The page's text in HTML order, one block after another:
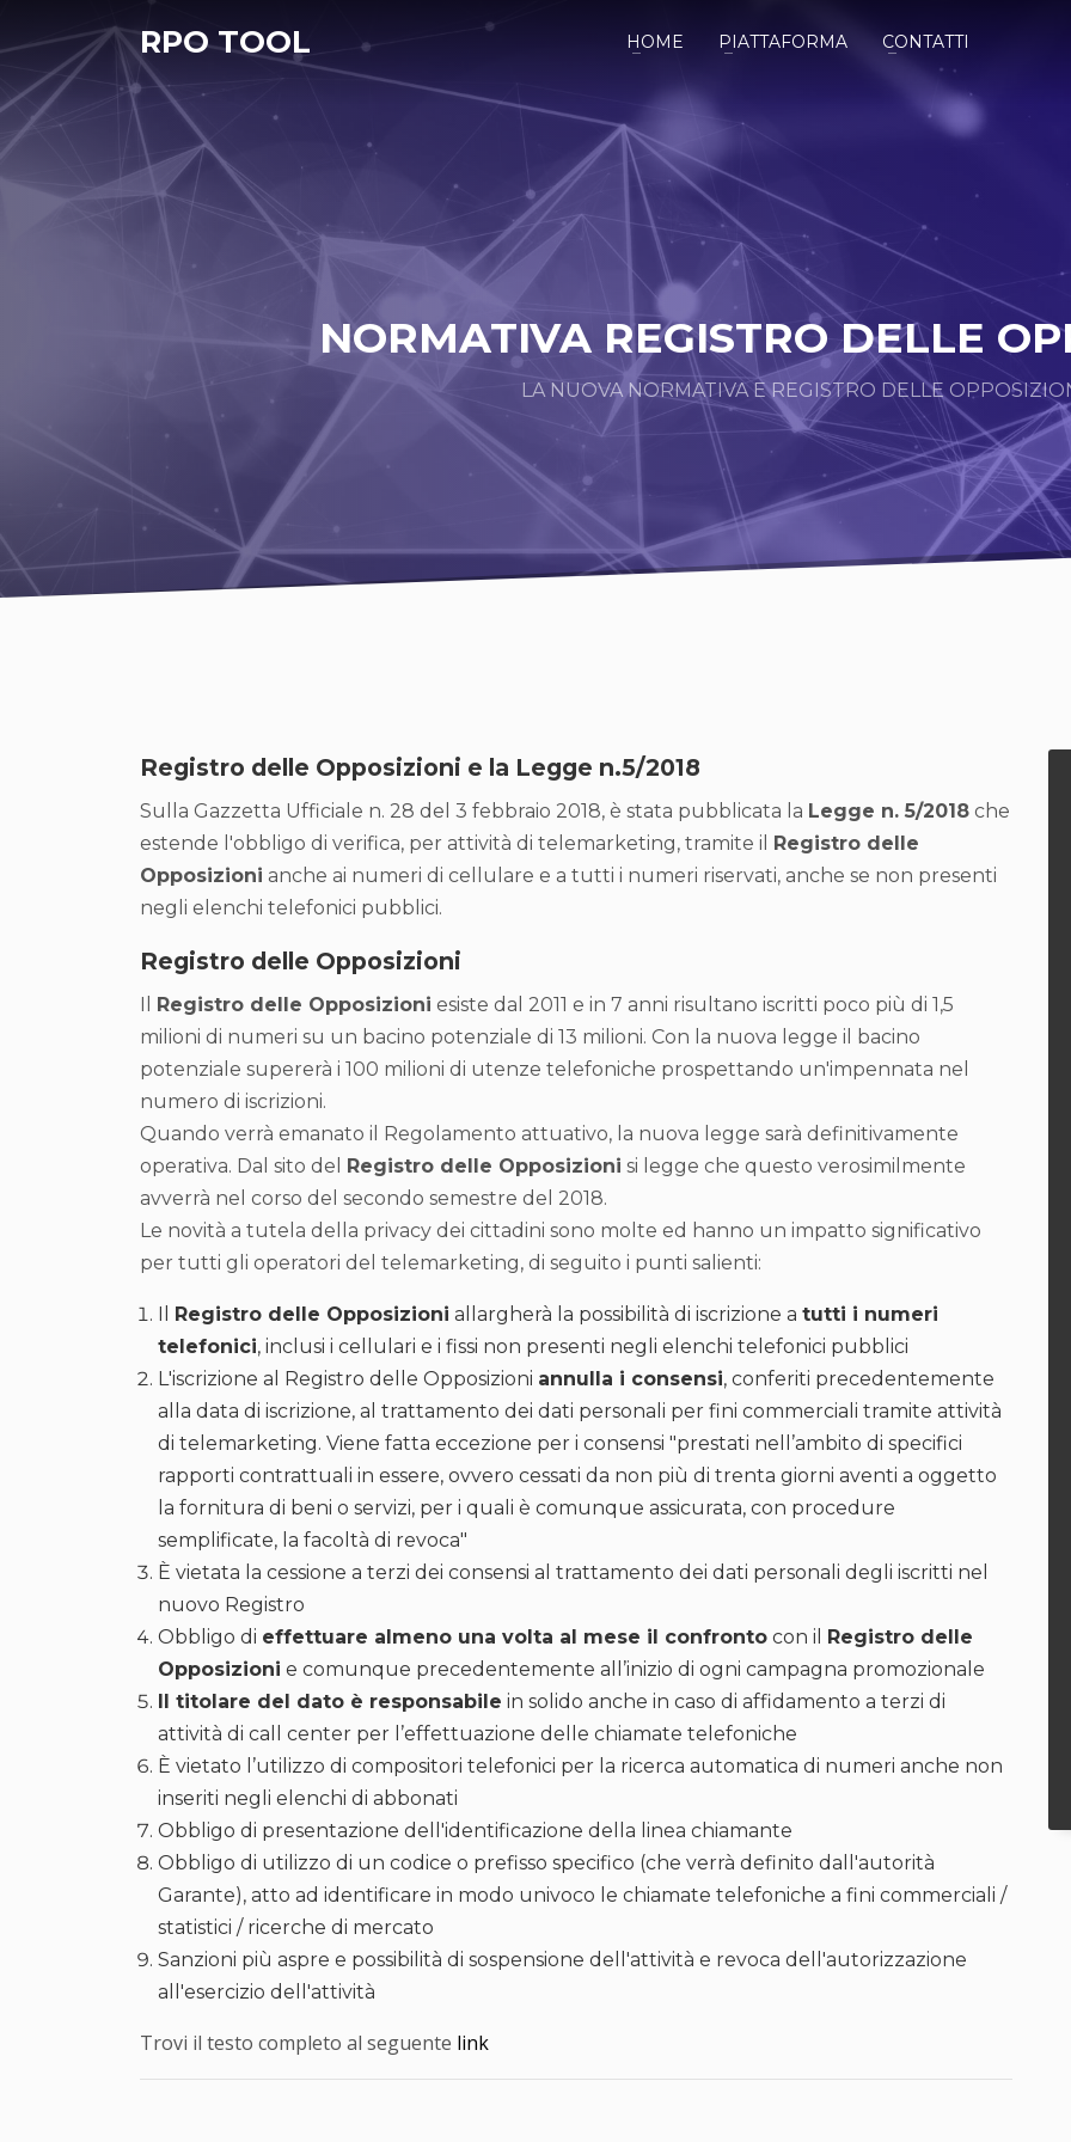
RPO TOOL HOME PIATTAFORMA CONTATTI
NORMATIVA REGISTRO DELLE
LA NUOVA NORMATIVA E REGISTRO DELLE
Registro delle Opposizioni e la Legge n.5/2018
Sulla Gazzetta Ufficiale n. 28 del 3 febbraio 2018, è stata pubblicata la Legge n. 5/2018 che
estende l'obbligo di verifica, per attività di telemarketing, tramite il Registro delle
Opposizioni anche ai numeri di cellulare e a tutti i numeri riservati, anche se non presenti
negli elenchi telefonici pubblici.
Registro delle Opposizioni
Il Registro delle Opposizioni esiste dal 2011 e in 7 anni risultano iscritti poco più di 1,5
milioni di numeri su un bacino potenziale di 13 milioni. Con la nuova legge il bacino
potenziale supererà i 100 milioni di utenze telefoniche prospettando un'impennata nel
numero di iscrizioni.
Quando verrà emanato il Regolamento attuativo, la nuova legge sarà definitivamente
operativa. Dal sito del Registro delle Opposizioni si legge che questo verosimilmente
avverrà nel corso del secondo semestre del 2018.
Le novità a tutela della privacy dei cittadini sono molte ed hanno un impatto significativo
per tutti gli operatori del telemarketing, di seguito i punti salienti:
Il Registro delle Opposizioni allargherà la possibilità di iscrizione a tutti i numeri
telefonici, inclusi i cellulari e i fissi non presenti negli elenchi telefonici pubblici
L'iscrizione al Registro delle Opposizioni annulla i consensi, conferiti precedentemente
alla data di iscrizione, al trattamento dei dati personali per fini commerciali tramite attività
di telemarketing. Viene fatta eccezione per i consensi "prestati nell’ambito di specifici
rapporti contrattuali in essere, ovvero cessati da non più di trenta giorni aventi a oggetto
la fornitura di beni o servizi, per i quali è comunque assicurata, con procedure
semplificate, la facoltà di revoca"
È vietata la cessione a terzi dei consensi al trattamento dei dati personali degli iscritti nel
nuovo Registro
Obbligo di effettuare almeno una volta al mese il confronto con il Registro delle
Opposizioni e comunque precedentemente all’inizio di ogni campagna promozionale
Il titolare del dato è responsabile in solido anche in caso di affidamento a terzi di
attività di call center per l’effettuazione delle chiamate telefoniche
È vietato l’utilizzo di compositori telefonici per la ricerca automatica di numeri anche non
inseriti negli elenchi di abbonati
Obbligo di presentazione dell'identificazione della linea chiamante
Obbligo di utilizzo di un codice o prefisso specifico (che verrà definito dall'autorità
Garante), atto ad identificare in modo univoco le chiamate telefoniche a fini commerciali /
statistici / ricerche di mercato
Sanzioni più aspre e possibilità di sospensione dell'attività e revoca dell'autorizzazione
all'esercizio dell'attività
Trovi il testo completo al seguente link